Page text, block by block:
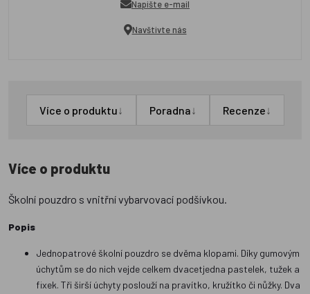
Napište e-mail
Navštivte nás
Více o produktu↓ Poradna↓ Recenze↓
Více o produktu
Školní pouzdro s vnitřní vybarvovací podšívkou.
Popis
Jednopatrové školní pouzdro se dvěma klopami. Díky gumovým
úchytům se do nich vejde celkem dvacetjedna pastelek, tužek a
fixek. Tři širší úchyty poslouží na pravítko, kružítko či nůžky. Dva